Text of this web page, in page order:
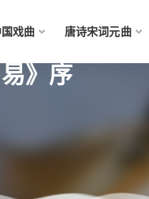
戏曲 唐诗宋词元曲
》序